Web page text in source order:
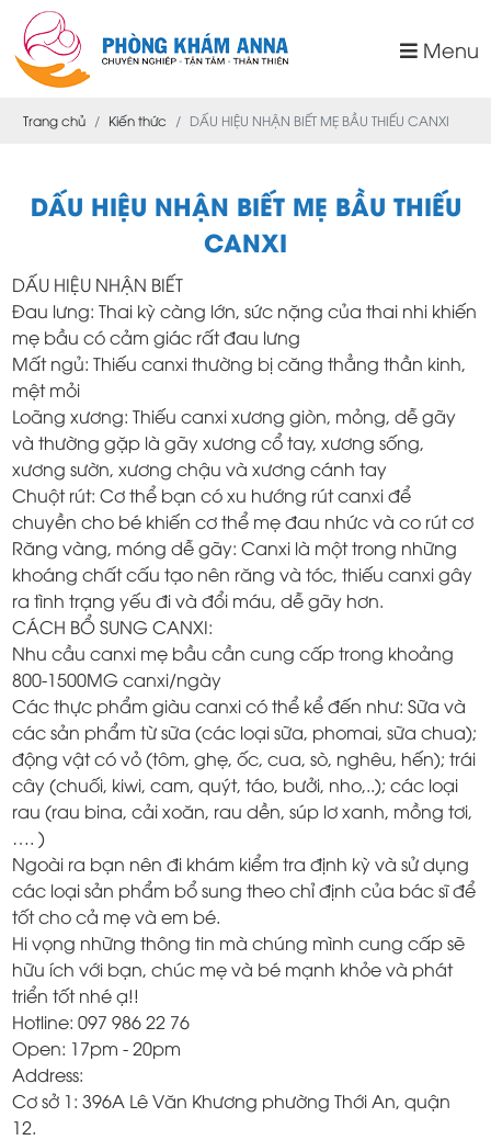
Menu
Trang chủ Kiến thức DẤU HIỆU NHẬN BIẾT MẸ BẦU THIẾU CANXI
DẤU HIỆU NHẬN BIẾT MẸ BẦU THIẾU
CANXI
DẤU HIỆU NHẬN BIẾT
Đau lưng: Thai kỳ càng lớn, sức nặng của thai nhi khiến
mẹ bầu có cảm giác rất đau lưng
Mất ngủ: Thiếu canxi thường bị căng thẳng thần kinh,
mệt mỏi
Loãng xương: Thiếu canxi xương giòn, mỏng, dễ gãy
và thường gặp là gãy xương cổ tay, xương sống,
xương sườn, xương chậu và xương cánh tay
Chuột rút: Cơ thể bạn có xu hướng rút canxi để
chuyền cho bé khiến cơ thể mẹ đau nhức và co rút cơ
Răng vàng, móng dễ gãy: Canxi là một trong những
khoáng chất cấu tạo nên răng và tóc, thiếu canxi gây
ra tình trạng yếu đi và đổi máu, dễ gãy hơn.
CÁCH BỔ SUNG CANXI:
Nhu cầu canxi mẹ bầu cần cung cấp trong khoảng
800-1500MG canxi/ngày
Các thực phẩm giàu canxi có thể kể đến như: Sữa và
các sản phẩm từ sữa (các loại sữa, phomai, sữa chua);
động vật có vỏ (tôm, ghẹ, ốc, cua, sò, nghêu, hến); trái
cây (chuối, kiwi, cam, quýt, táo, bưởi, nho,..); các loại
rau (rau bina, cải xoăn, rau dền, súp lơ xanh, mồng tơi,
…. )
Ngoài ra bạn nên đi khám kiểm tra định kỳ và sử dụng
các loại sản phẩm bổ sung theo chỉ định của bác sĩ để
tốt cho cả mẹ và em bé.
Hi vọng những thông tin mà chúng mình cung cấp sẽ
hữu ích với bạn, chúc mẹ và bé mạnh khỏe và phát
triển tốt nhé ạ!!
Hotline: 097 986 22 76
Open: 17pm - 20pm
Address:
Cơ sở 1: 396A Lê Văn Khương phường Thới An, quận
12.